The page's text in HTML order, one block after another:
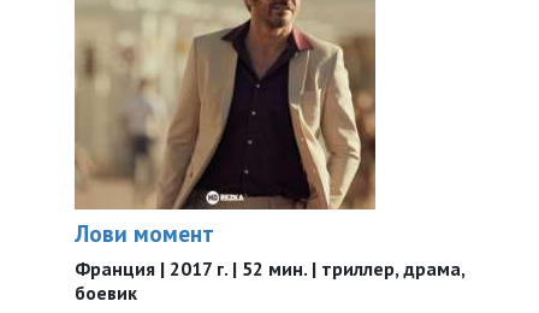
Лови момент
Франция | 2017 г. | 52 мин. | триллер, драма,
боевик